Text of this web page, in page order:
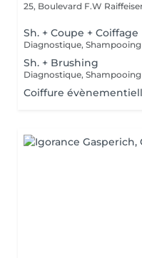
25, Boulevard F.W
Sh. + Coupe + Coiffage
Sh. + Brushing
Coiffure